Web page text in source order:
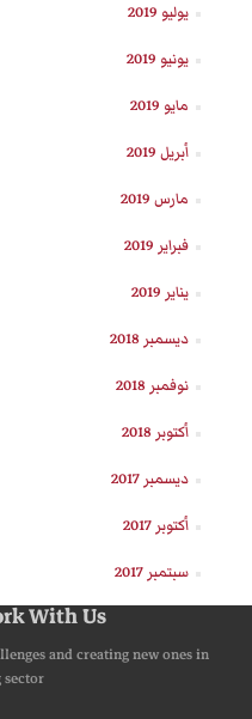
يوليو 2019
يونيو 2019
مايو 2019
أبريل 2019
مارس 2019
فبراير 2019
يناير 2019
ديسمبر 2018
نوفمبر 2018
أكتوبر 2018
ديسمبر 2017
أكتوبر 2017
سبتمبر 2017
With Us?
and creating new ones in